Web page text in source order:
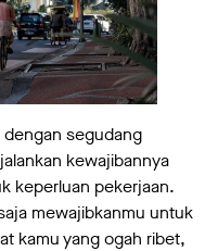
dengan segudang
kewajibannya
keperluan pekerjaan.
mewajibkanmu untuk
kamu yang ogah ribet,